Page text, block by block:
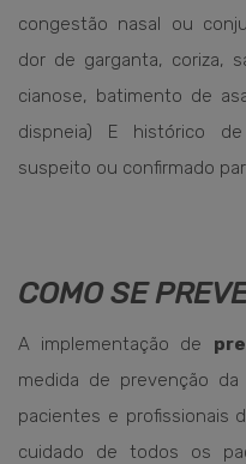
congestão nasal ou
dor de garganta, coriza,
cianose, batimento de
dispneia) E histórico
suspeito ou confirmado
COMO SE
A implementação de
medida de prevenção
pacientes e profissionais
cuidado de todos os